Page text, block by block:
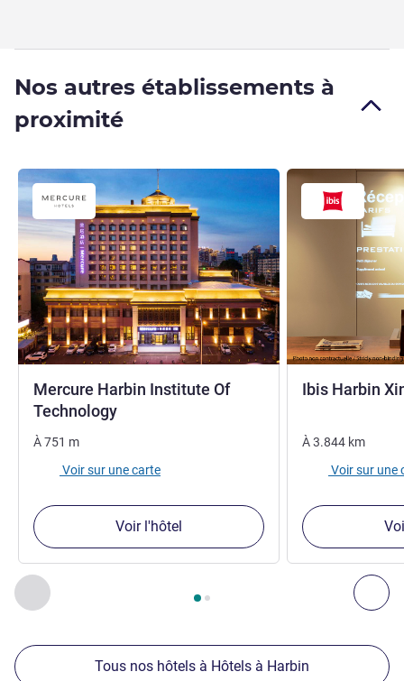
Nos autres établissements à
proximité
Précédent - Nos autres établissements à proximité
Page , Nos autres établissements à proximité 1 :,
Mercure Harbin Institute Of
Technology
À751 m
Voir sur une carte
Voir l'hôtel
Ibis Harbin
À3.844 km
Voir sur une
Tous nos hôtels à Hôtels à Harbin